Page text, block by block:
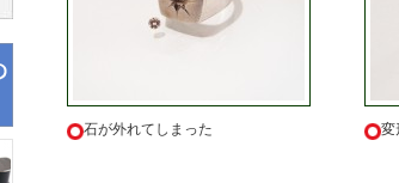
石が外れてしまった 変